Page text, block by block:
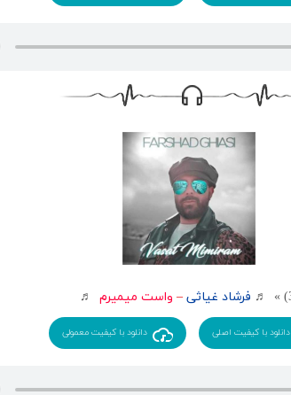
بده به خودم دستتو
نگن که با بقیه واسه من فرق داریا
فرشاد غیاثی – واست میمیرم ♬
دانلود با کیفیت اصلی دانلود با کیفیت معمولی